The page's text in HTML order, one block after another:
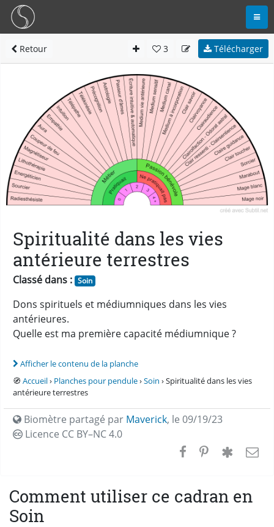
Retour 3 Télécharger
Spiritualité dans les vies
antérieure terrestres
Classé dans : Soin
Dons spirituels et médiumniques dans les vies
antérieures.
Quelle est ma première capacité médiumnique ?
Afficher le contenu de la planche
🧭 Accueil› Planches pour pendule›Soin › Spiritualité dans les vies
antérieure terrestres
Biomètre partagé par Maverick, le 09/19/23
Licence CC BY–NC 4.0
Comment utiliser ce cadran en
Soin